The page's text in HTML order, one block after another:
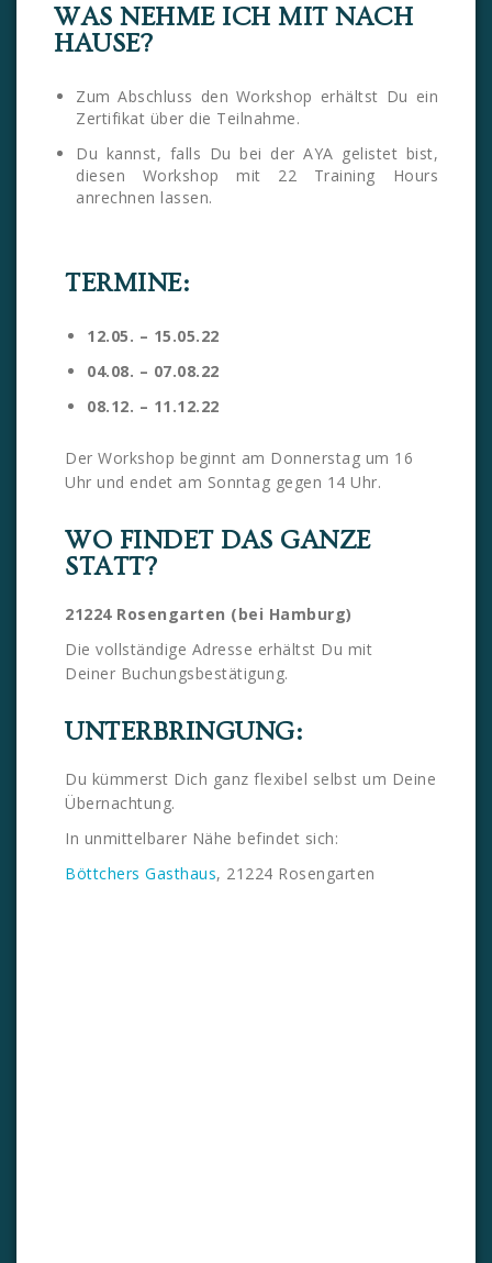
WAS NEHME ICH MIT NACH
HAUSE?
Zum Abschluss den Workshop erhältst Du ein
Zertifikat über die Teilnahme.
Du kannst, falls Du bei der AYA gelistet bist,
diesen Workshop mit 22 Training Hours
anrechnen lassen.
TERMINE:
12.05. – 15.05.22
04.08. – 07.08.22
08.12. – 11.12.22
Der Workshop beginnt am Donnerstag um 16
Uhr und endet am Sonntag gegen 14 Uhr.
WO FINDET DAS GANZE
STATT?
21224 Rosengarten (bei Hamburg)
Die vollständige Adresse erhältst Du mit
Deiner Buchungsbestätigung.
UNTERBRINGUNG:
Du kümmerst Dich ganz flexibel selbst um Deine
Übernachtung.
In unmittelbarer Nähe befindet sich:
Böttchers Gasthaus, 21224 Rosengarten